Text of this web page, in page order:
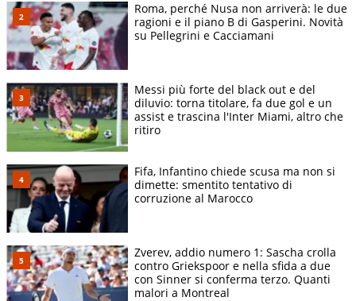
Roma, perché Nusa non arriverà: le due
ragioni e il piano B di Gasperini. Novità
su Pellegrini e Cacciamani
Messi più forte del black out e del
diluvio: torna titolare, fa due gol e un
assist e trascina l'Inter Miami, altro che
ritiro
Fifa, Infantino chiede scusa ma non si
dimette: smentito tentativo di
corruzione al Marocco
Zverev, addio numero 1: Sascha crolla
contro Griekspoor e nella sfida a due
con Sinner si conferma terzo. Quanti
malori a Montreal